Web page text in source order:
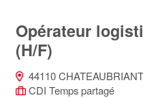
Opérateur
(H/F)
44110 CHATEAUBRIANT
CDI Temps partagé